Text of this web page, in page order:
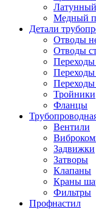
Медный
Детали
Отводы
Отводы
Переходы
Переходы
Тройники
Фланцы
Вентили
Задвижки
Затворы
Клапаны
Краны
Фильтры
Профнастил